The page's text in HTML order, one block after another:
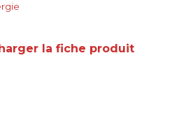
la fiche produit